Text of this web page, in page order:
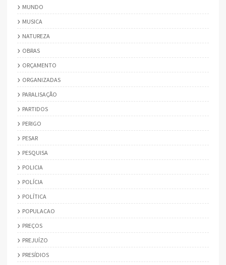
MUNDO
MUSICA
NATUREZA
OBRAS
ORÇAMENTO
ORGANIZADAS
PARALISAÇÃO
PARTIDOS
PERIGO
PESAR
PESQUISA
POLICIA
POLÍCIA
POLÍTICA
POPULACAO
PREÇOS
PREJUÍZO
PRESÍDIOS